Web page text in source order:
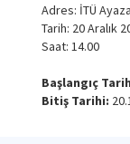
Adres: İTÜ
Tarih: 20 Aralık
Saat: 14.00
Başlangıç
Bitiş Tarihi: